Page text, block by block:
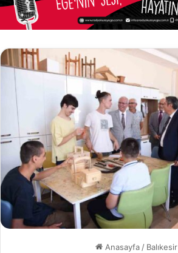
Anasayfa / Balıkesir